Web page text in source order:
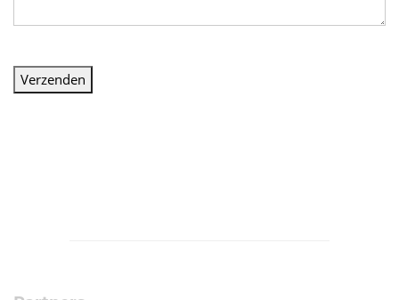
Verzenden